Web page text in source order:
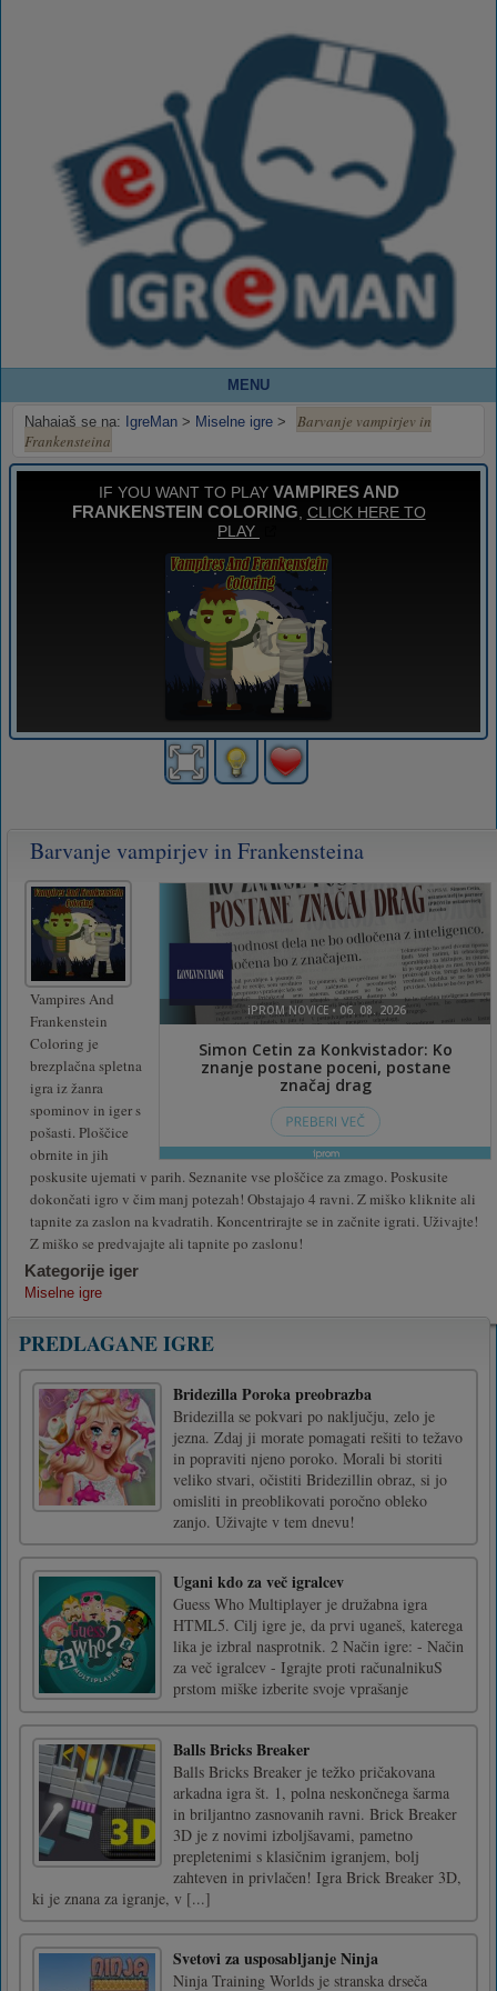
MENU
Nahajaš se na: IgreMan > Miselne igre >
Barvanje vampirjev in
Frankensteina
Barvanje vampirjev in Frankensteina
Vampires And
Frankenstein
Coloring je
brezplačna spletna
igra iz žanra
spominov in iger s
pošasti. Ploščice
obrnite in jih
poskusite ujemati v parih. Seznanite vse ploščice za zmago. Poskusite
dokončati igro v čim manj potezah! Obstajajo 4 ravni. Z miško kliknite ali
tapnite za zaslon na kvadratih. Koncentrirajte se in začnite igrati. Uživajte!
Z miško se predvajajte ali tapnite po zaslonu!
Kategorije iger
Miselne igre
PREDLAGANE IGRE
Bridezilla Poroka preobrazba
Bridezilla se pokvari po naključju, zelo je
jezna. Zdaj ji morate pomagati rešiti to težavo
in popraviti njeno poroko. Morali bi storiti
veliko stvari, očistiti Bridezillin obraz, si jo
omisliti in preoblikovati poročno obleko
zanjo. Uživajte v tem dnevu!
Ugani kdo za več igralcev
Guess Who Multiplayer je družabna igra
HTML5. Cilj igre je, da prvi uganeš, katerega
lika je izbral nasprotnik. 2 Način igre: - Način
za več igralcev - Igrajte proti računalnikuS
prstom miške izberite svoje vprašanje
Balls Bricks Breaker
Balls Bricks Breaker je težko pričakovana
arkadna igra št. 1, polna neskončnega šarma
in briljantno zasnovanih ravni. Brick Breaker
3D je z novimi izboljšavami, pametno
prepletenimi s klasičnim igranjem, bolj
zahteven in privlačen! Igra Brick Breaker 3D,
ki je znana za igranje, v [...]
Svetovi za usposabljanje Ninja
Ninja Training Worlds je stranska drseča